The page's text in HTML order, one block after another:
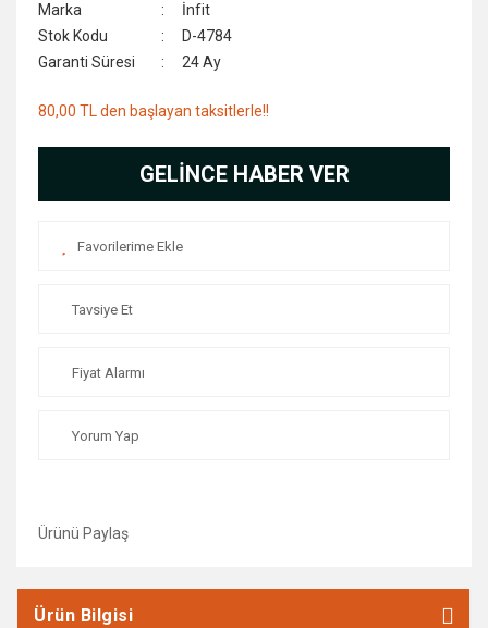
Marka
İnfit
Stok Kodu
D-4784
Garanti Süresi
24 Ay
80,00 TL den başlayan taksitlerle!!
GELİNCE HABER VER
Tavsiye Et
Fiyat Alarmı
Yorum Yap
Ürünü Paylaş
Ürün Bilgisi